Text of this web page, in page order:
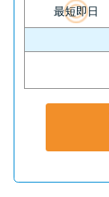
最短即日